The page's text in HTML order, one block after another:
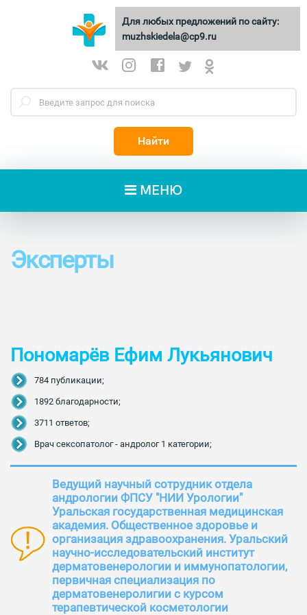
МУЖСКИЕДЕЛА
Найти
МЕНЮ
Эксперты
Пономарёв Ефим Лукьянович
784 публикации;
1892 благодарности;
3711 ответов;
Врач сексопатолог - андролог 1 категории;
Ведущий научный сотрудник отдела
андрологии ФПСУ "НИИ Урологии"
Уральская государственная медицинская
академия. Общественное здоровье и
организация здравоохранения. Уральский
научно-исследовательский институт
дерматовенерологии и иммунопатологии,
первичная специализация по
дерматовенеролигии с курсом
терапевтической косметологии
Для любых предложений по сайту:
muzhskiedela@cp9.ru